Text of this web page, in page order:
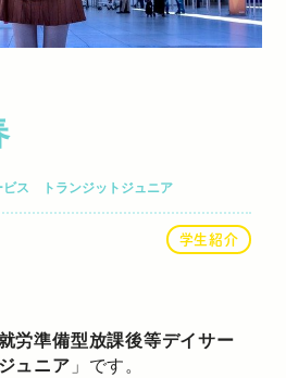
ビス トランジットジュニア
学生紹介
労準備型放課後等デイサー
ュニア 」です。